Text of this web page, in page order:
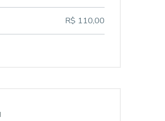
R$ 110,00